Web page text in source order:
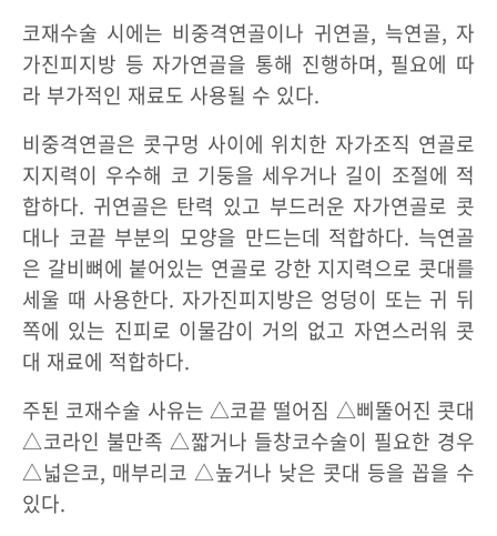
코재수술 시에는 비중격연골이나 귀연골, 늑연골, 자
가진피지방 등 자가연골을 통해 진행하며, 필요에 따
라 부가적인 재료도 사용될 수 있다.
비중격연골은 콧구멍 사이에 위치한 자가조직 연골로
지지력이 우수해 코 기둥을 세우거나 길이 조절에 적
합하다. 귀연골은 탄력 있고 부드러운 자가연골로 콧
대나 코끝 부분의 모양을 만드는데 적합하다. 늑연골
은 갈비뼈에 붙어있는 연골로 강한 지지력으로 콧대를
세울 때 사용한다. 자가진피지방은 엉덩이 또는 귀 뒤
쪽에 있는 진피로 이물감이 거의 없고 자연스러워 콧
대 재료에 적합하다.
주된 코재수술 사유는 △코끝 떨어짐 △삐뚤어진 콧대
△코라인 불만족 △짧거나 들창코수술이 필요한 경우
△넓은코, 매부리코 △높거나 낮은 콧대 등을 꼽을 수
있다.